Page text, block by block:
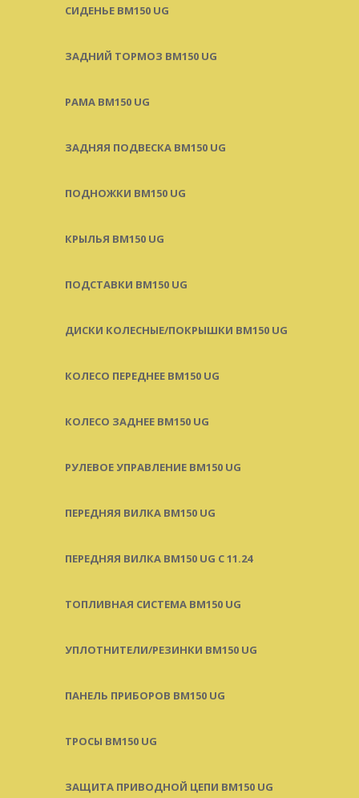
СИДЕНЬЕ BM150 UG
ЗАДНИЙ ТОРМОЗ BM150 UG
РАМА BM150 UG
ЗАДНЯЯ ПОДВЕСКА BM150 UG
ПОДНОЖКИ BM150 UG
КРЫЛЬЯ BM150 UG
ПОДСТАВКИ BM150 UG
ДИСКИ КОЛЕСНЫЕ/ПОКРЫШКИ BM150 UG
КОЛЕСО ПЕРЕДНЕЕ BM150 UG
КОЛЕСО ЗАДНЕЕ BM150 UG
РУЛЕВОЕ УПРАВЛЕНИЕ BM150 UG
ПЕРЕДНЯЯ ВИЛКА BM150 UG
ПЕРЕДНЯЯ ВИЛКА BM150 UG С 11.24
ТОПЛИВНАЯ СИСТЕМА BM150 UG
УПЛОТНИТЕЛИ/РЕЗИНКИ BM150 UG
ПАНЕЛЬ ПРИБОРОВ BM150 UG
ТРОСЫ BM150 UG
ЗАЩИТА ПРИВОДНОЙ ЦЕПИ BM150 UG